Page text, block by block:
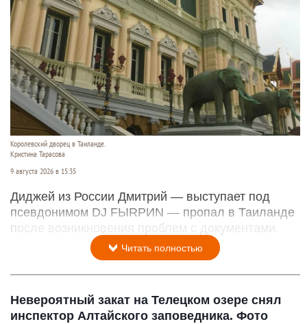
Королевский дворец в Таиланде.
Кристина Тарасова
9 августа 2026 в 15:35
Диджей из России Дмитрий — выступает под
псевдонимом DJ FЫRРИN — пропал в Таиланде
после возникновения проблем с документами.
Читать полностью
Невероятный закат на Телецком озере снял
инспектор Алтайского заповедника. Фото